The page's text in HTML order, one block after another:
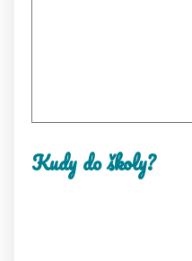
Kudy do školy?